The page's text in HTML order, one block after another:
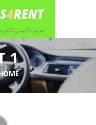
خدمة تاكسي الكويت 24
1